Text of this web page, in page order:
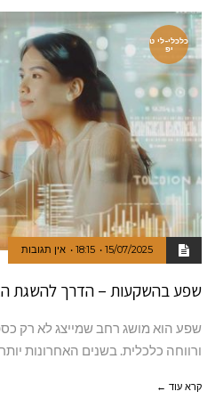
כלכלי-לי ט
יפ
15/07/2025
18:15 אין תגובות
שפע בהשקעות – הדרך להשגת
שפע הוא מושג רחב שמייצג לא רק
ורווחה כלכלית. בשנים האחרונות
קרא עוד ←